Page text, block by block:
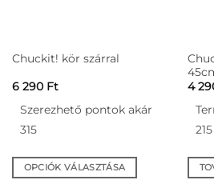
Chuckit! kör szárral
6 290 Ft
Szerezhető pontok akár
315
OPCIÓK VÁLASZTÁSA
4